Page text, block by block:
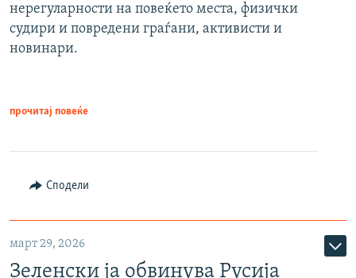
нерегуларности на повеќето места, физички
судири и повредени граѓани, активисти и
новинари.
прочитај повеќе
Сподели
март 29, 2026
Зеленски ја обвинува Русија